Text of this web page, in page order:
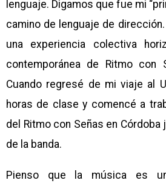
lenguaje. Digamos que fue mi
camino de lenguaje de
una experiencia colectiva
contemporánea de Ritmo con
Cuando regresé de mi viaje al
horas de clase y comencé a
del Ritmo con Señas en
de la banda.
Pienso que la música es